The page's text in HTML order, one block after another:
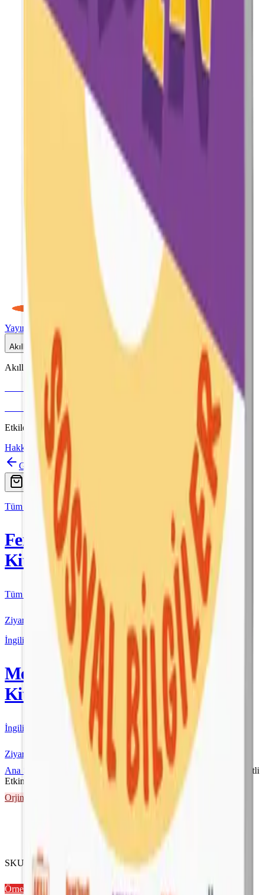
Yayınlar Dijital
Akıllı Tahta
Akıllı Tahta Uyumlu
Fenomen Okul
Etkileşimli içerik · Video destekli anlatım · MEB uyumlu
Hakkımızda
İletişim
Geri
Ara
Online Satış
Tüm Yayınlar
Fenomen
Kitap
Tüm Kurmay yayınları için resmi satış
Ziyaret Et
İngilizce
More & More
Kitap
İngilizce kaynakları için resmi satış
Ziyaret Et
Ana Sayfa
5. Sınıf
Orjin 5 Fen Bilimleri Konu Özetli
Etkinlikli Soru Bankası
Orjin
Önizleme Mevcut
SKU · 978-625-6972-66-7
Örnek Sayfaları Aç